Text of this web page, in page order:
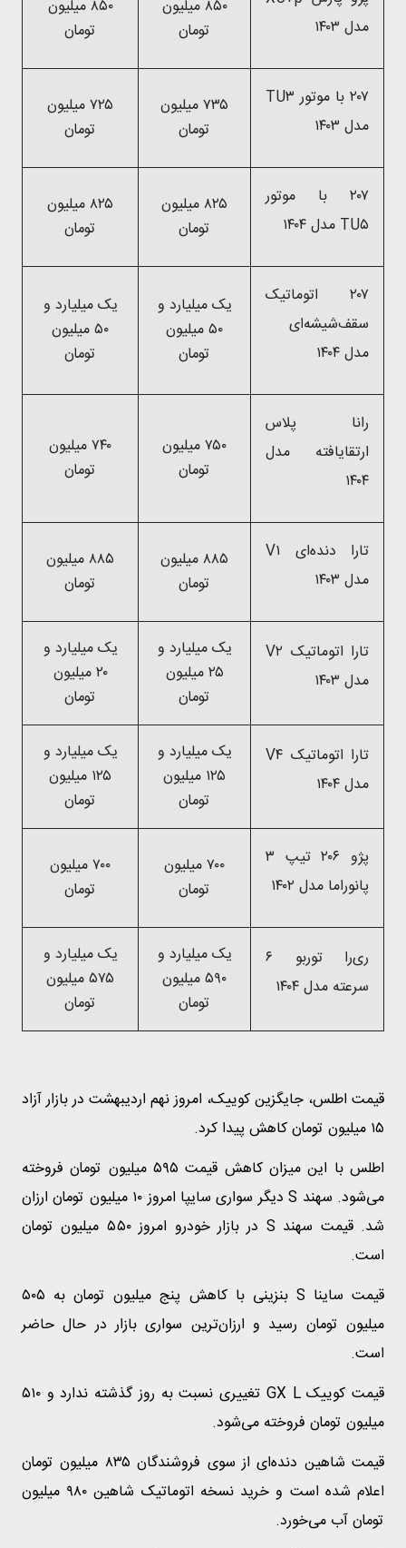
مدل ۱۴۰۳
۸۵۰ میلیون
تومان
۸۵۰ میلیون
تومان
۲۰۷ با موتور TU۳
مدل ۱۴۰۳
۷۳۵ میلیون
تومان
۷۲۵ میلیون
تومان
۲۰۷ با موتور
TU۵ مدل ۱۴۰۴
۸۲۵ میلیون
تومان
۸۲۵ میلیون
تومان
۲۰۷ اتوماتیک
سقف‌شیشه‌ای
مدل ۱۴۰۴
یک میلیارد و
۵۰ میلیون
تومان
یک میلیارد و
۵۰ میلیون
تومان
رانا پلاس
ارتقایافته مدل
۱۴۰۴
۷۵۰ میلیون
تومان
۷۴۰ میلیون
تومان
تارا دنده‌ای V۱
مدل ۱۴۰۳
۸۸۵ میلیون
تومان
۸۸۵ میلیون
تومان
تارا اتوماتیک V۲
مدل ۱۴۰۳
یک میلیارد و
۲۵ میلیون
تومان
یک میلیارد و
۲۰ میلیون
تومان
تارا اتوماتیک V۴
مدل ۱۴۰۴
یک میلیارد و
۱۲۵ میلیون
تومان
یک میلیارد و
۱۲۵ میلیون
تومان
پژو ۲۰۶ تیپ ۳
پانوراما مدل ۱۴۰۲
۷۰۰ میلیون
تومان
۷۰۰ میلیون
تومان
ری‌را توربو ۶
سرعته مدل ۱۴۰۴
یک میلیارد و
۵۹۰ میلیون
تومان
یک میلیارد و
۵۷۵ میلیون
تومان
قیمت اطلس، جایگزین کوییک، امروز نهم اردیبهشت در بازار آزاد
۱۵ میلیون تومان کاهش پیدا کرد.
اطلس با این میزان کاهش قیمت ۵۹۵ میلیون تومان فروخته
می‌شود. سهند S دیگر سواری سایپا امروز ۱۰ میلیون تومان ارزان
شد. قیمت سهند S در بازار خودرو امروز ۵۵۰ میلیون تومان
است.
قیمت ساینا S بنزینی با کاهش پنج میلیون تومان به ۵۰۵
میلیون تومان رسید و ارزان‌ترین سواری بازار در حال حاضر
است.
قیمت کوییک GX L تغییری نسبت به روز گذشته ندارد و ۵۱۰
میلیون تومان فروخته می‌شود.
قیمت شاهین دنده‌ای از سوی فروشندگان ۸۳۵ میلیون تومان
اعلام شده است و خرید نسخه اتوماتیک شاهین ۹۸۰ میلیون
تومان آب می‌خورد.